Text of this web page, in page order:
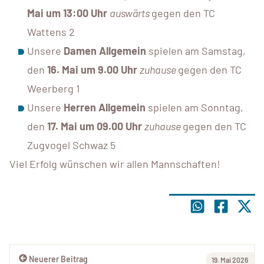
Mai um 13:00 Uhr auswärtsgegen den TC
Wattens 2
Unsere Damen Allgemein spielen am Samstag,
den 16. Mai um 9.00 Uhrzuhausegegen den TC
Weerberg 1
Unsere Herren Allgemein spielen am Sonntag,
den 17. Mai um 09.00 Uhr zuhausegegen den TC
Zugvogel Schwaz 5
Viel Erfolg wünschen wir allen Mannschaften!
Neuerer Beitrag 19. Mai 2026